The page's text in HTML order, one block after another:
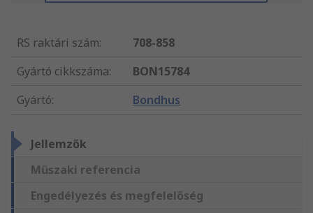
RS raktári szám:
708-858
Gyártó cikkszáma:
BON15784
Gyártó: Bondhus
Jellemzők
Műszaki referencia
Engedélyezés és megfelelőség